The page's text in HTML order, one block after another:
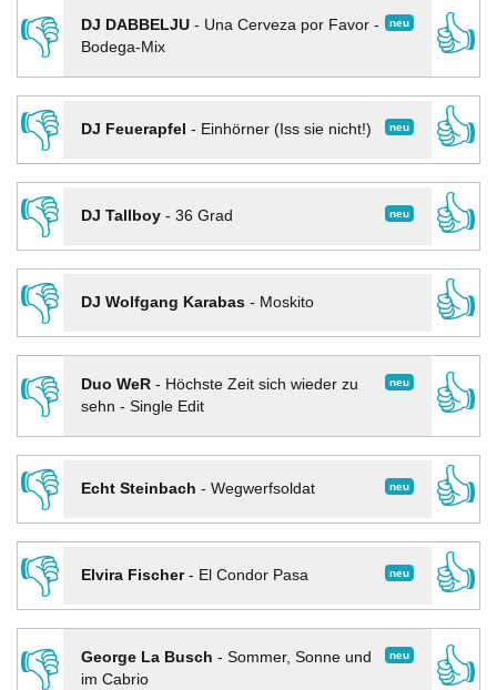
👎
neu
DJ DABBELJU- Una Cerveza por Favor -
Bodega-Mix
👍
👎
neu
DJ Feuerapfel - Einhörner (Iss sie nicht!)
👍
👎
neu
DJ Tallboy- 36 Grad
👍
👎
DJ Wolfgang Karabas- Moskito
👍
👎
neu
Duo WeR- Höchste Zeit sich wieder zu
sehn - Single Edit
👍
👎
neu
Echt Steinbach - Wegwerfsoldat
👍
👎
neu
Elvira Fischer- El Condor Pasa
👍
👎
neu
George La Busch - Sommer, Sonne und
im Cabrio
👍